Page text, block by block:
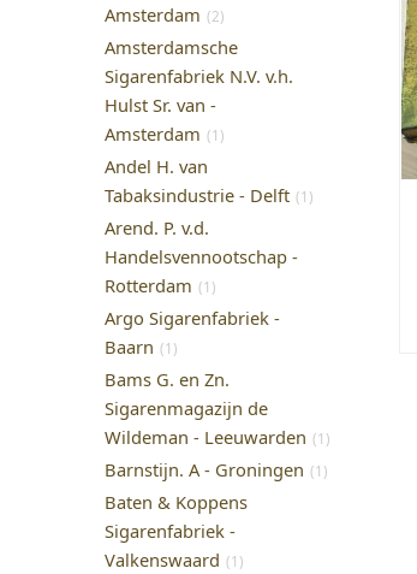
Amsterdam (2)
Amsterdamsche
Sigarenfabriek N.V. v.h.
Hulst Sr. van -
Amsterdam (1)
Andel H. van
Tabaksindustrie - Delft (1)
Arend. P. v.d.
Handelsvennootschap -
Rotterdam (1)
Argo Sigarenfabriek -
Baarn (1)
Bams G. en Zn.
Sigarenmagazijn de
Wildeman - Leeuwarden (1)
Barnstijn. A - Groningen (1)
Baten & Koppens
Sigarenfabriek -
Valkenswaard (1)